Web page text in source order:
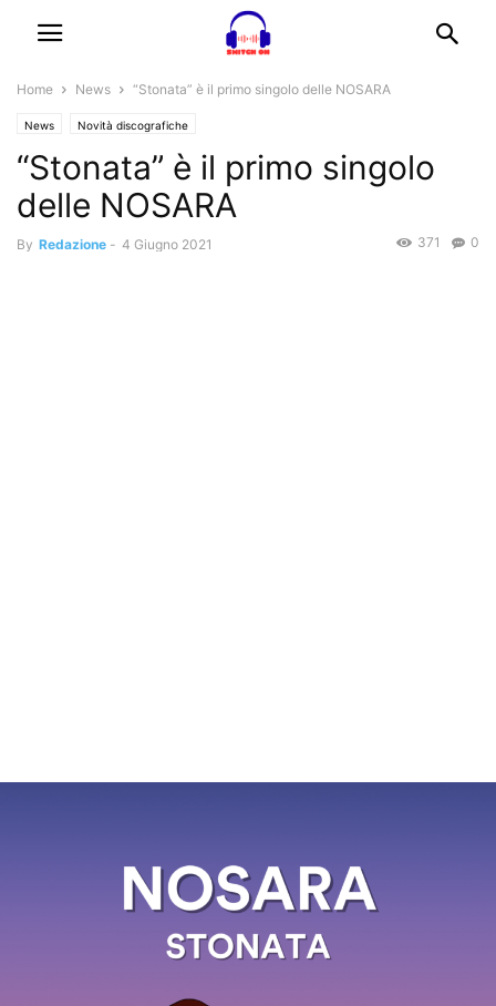
Home News “Stonata” è il primo singolo delle NOSARA
News Novità discografiche
“Stonata” è il primo singolo
delle NOSARA
By Redazione - 4 Giugno 2021 0
371